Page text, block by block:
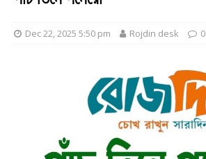
Dec 22, 2025 5:50 pm Rojdin desk 0